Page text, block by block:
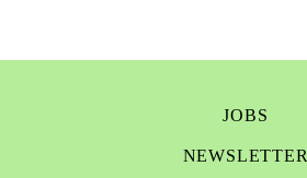
JOBS
NEWSLETTER